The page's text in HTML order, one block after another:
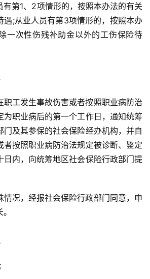
有第1、2项情形的，按照本办法的有关
遇;从业人员有第3项情形的，按照本办
一次性伤残补助金以外的工伤保险待
职工发生事故伤害或者按照职业病防治
为职业病后的第一个工作日，通知统筹
门及其参保的社会保险经办机构，并自
者按照职业病防治法规定被诊断、鉴定
日内，向统筹地区社会保险行政部门提
情况，经报社会保险行政部门同意，申